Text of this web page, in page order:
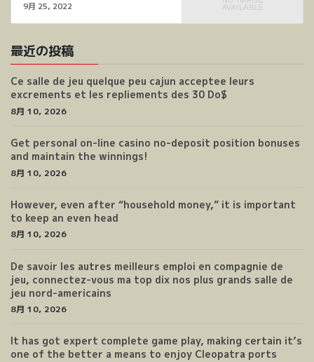
9月 25, 2022
最近の投稿
Ce salle de jeu quelque peu cajun acceptee leurs
excrements et les repliements des 30 Do$
8月 10, 2026
Get personal on-line casino no-deposit position bonuses
and maintain the winnings!
8月 10, 2026
However, even after “household money,” it is important
to keep an even head
8月 10, 2026
De savoir les autres meilleurs emploi en compagnie de
jeu, connectez-vous ma top dix nos plus grands salle de
jeu nord-americains
8月 10, 2026
It has got expert complete game play, making certain it’s
one of the better a means to enjoy Cleopatra ports